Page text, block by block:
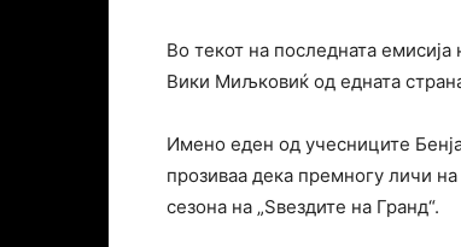
Во текот на последната
Вики Миљковиќ од едната
Имено еден од учесниците
прозиваа дека премногу личи
сезона на „Ѕвездите на Гранд“.